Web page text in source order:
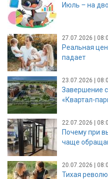
Июль – на
27.07.2026 |
Реальная
падает
23.07.2026 |
Завершение
«Квартал-
22.07.2026 |
Почему при
чаще
20.07.2026 |
Тихая